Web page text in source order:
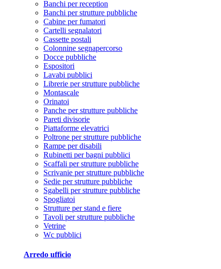
Banchi per reception
Banchi per strutture pubbliche
Cabine per fumatori
Cartelli segnalatori
Cassette postali
Colonnine segnapercorso
Docce pubbliche
Espositori
Lavabi pubblici
Librerie per strutture pubbliche
Montascale
Orinatoi
Panche per strutture pubbliche
Pareti divisorie
Piattaforme elevatrici
Poltrone per strutture pubbliche
Rampe per disabili
Rubinetti per bagni pubblici
Scaffali per strutture pubbliche
Scrivanie per strutture pubbliche
Sedie per strutture pubbliche
Sgabelli per strutture pubbliche
Spogliatoi
Strutture per stand e fiere
Tavoli per strutture pubbliche
Vetrine
Wc pubblici
Arredo ufficio